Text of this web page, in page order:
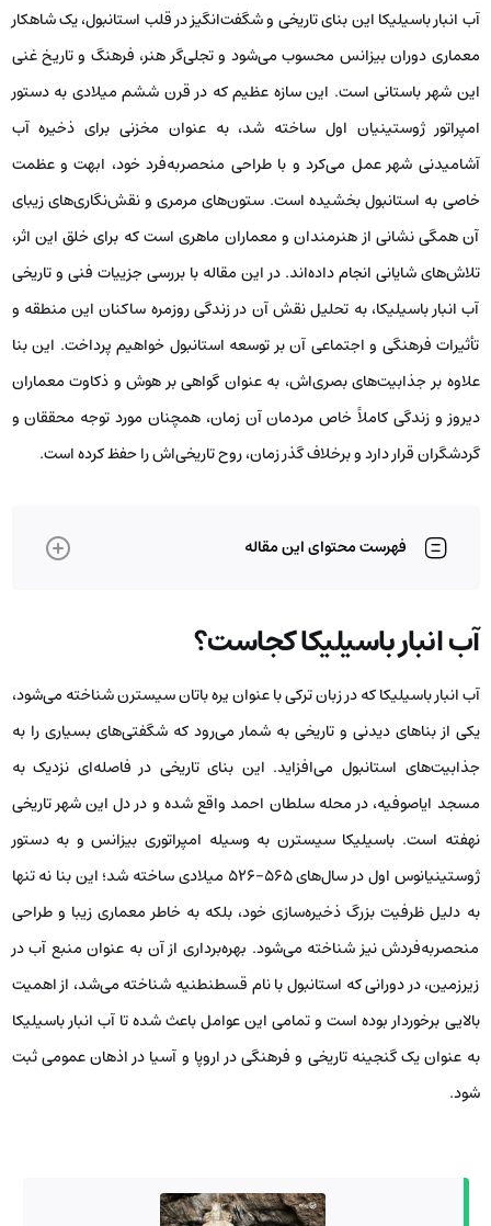
آب انبار باسیلیکا این بنای تاریخی و شگفت‌انگیز در قلب استانبول، یک شاهکار
معماری دوران بیزانس محسوب می‌شود و تجلی‌گر هنر، فرهنگ و تاریخ غنی
این شهر باستانی است. این سازه عظیم که در قرن ششم میلادی به دستور
امپراتور ژوستینیان اول ساخته شد، به عنوان مخزنی برای ذخیره آب
آشامیدنی شهر عمل می‌کرد و با طراحی منحصربه‌فرد خود، ابهت و عظمت
خاصی به استانبول بخشیده است. ستون‌های مرمری و نقش‌نگاری‌های زیبای
آن همگی نشانی از هنرمندان و معماران ماهری است که برای خلق این اثر،
تلاش‌های شایانی انجام داده‌اند. در این مقاله با بررسی جزییات فنی و تاریخی
آب انبار باسیلیکا، به تحلیل نقش آن در زندگی روزمره ساکنان این منطقه و
تأثیرات فرهنگی و اجتماعی آن بر توسعه استانبول خواهیم پرداخت. این بنا
علاوه بر جذابیت‌های بصری‌اش، به عنوان گواهی بر هوش و ذکاوت معماران
دیروز و زندگی کاملاً خاص مردمان آن زمان، همچنان مورد توجه محققان و
گردشگران قرار دارد و برخلاف گذر زمان، روح تاریخی‌اش را حفظ کرده است.
فهرست محتوای این مقاله
آب انبار باسیلیکا کجاست؟
آب انبار باسیلیکا که در زبان ترکی با عنوان یره باتان سیسترن شناخته می‌شود،
یکی از بناهای دیدنی و تاریخی به شمار می‌رود که شگفتی‌های بسیاری را به
جذابیت‌های استانبول می‌افزاید. این بنای تاریخی در فاصله‌ای نزدیک به
مسجد ایاصوفیه، در محله سلطان احمد واقع شده و در دل این شهر تاریخی
نهفته است. باسیلیکا سیسترن به وسیله امپراتوری بیزانس و به دستور
ژوستینیانوس اول در سال‌های ۵۶۵-۵۲۶ میلادی ساخته شد؛ این بنا نه تنها
به دلیل ظرفیت بزرگ ذخیره‌سازی خود، بلکه به خاطر معماری زیبا و طراحی
منحصربه‌فردش نیز شناخته می‌شود. بهره‌برداری از آن به عنوان منبع آب در
زیرزمین، در دورانی که استانبول با نام قسطنطنیه شناخته می‌شد، از اهمیت
بالایی برخوردار بوده است و تمامی این عوامل باعث شده تا آب انبار باسیلیکا
به عنوان یک گنجینه تاریخی و فرهنگی در اروپا و آسیا در اذهان عمومی ثبت
شود.